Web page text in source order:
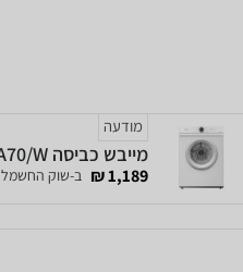
מודעה
מייבש כביסה Midea MD100A70/W ‏7 ‏ק"ג מידאה*יבואן רשמי*משלוח חינם
1,189 ₪ ב-שוק החשמל